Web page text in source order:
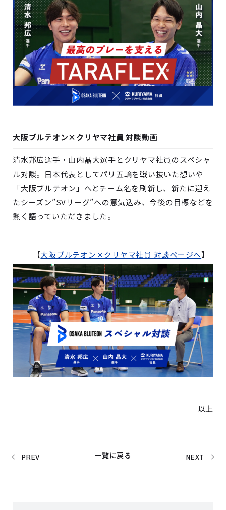
大阪ブルテオン×クリヤマ社員 対談動画
清水邦広選手・山内晶大選手とクリヤマ社員のスペシャ
ル対談。日本代表としてパリ五輪を戦い抜いた想いや
「大阪ブルテオン」へとチーム名を刷新し、新たに迎え
たシーズン”SVリーグ”への意気込み、今後の目標などを
熱く語っていただきました。
【大阪ブルテオン×クリヤマ社員 対談ページへ】
以上
PREV NEXT
一覧に戻る